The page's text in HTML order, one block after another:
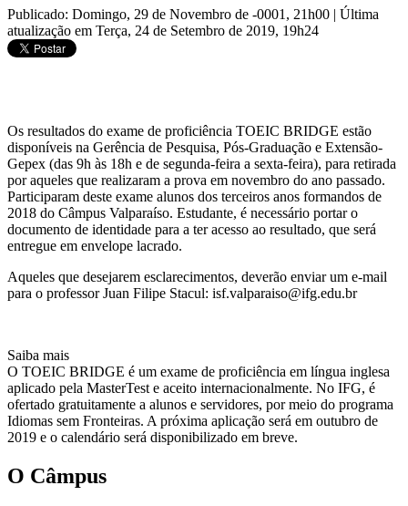
Publicado: Domingo, 29 de Novembro de -0001, 21h00 | Última
atualização em Terça, 24 de Setembro de 2019, 19h24
Os resultados do exame de proficiência TOEIC BRIDGE estão
disponíveis na Gerência de Pesquisa, Pós-Graduação e Extensão-
Gepex (das 9h às 18h e de segunda-feira a sexta-feira), para retirada
por aqueles que realizaram a prova em novembro do ano passado.
Participaram deste exame alunos dos terceiros anos formandos de
2018 do Câmpus Valparaíso. Estudante, é necessário portar o
documento de identidade para a ter acesso ao resultado, que será
entregue em envelope lacrado.
Aqueles que desejarem esclarecimentos, deverão enviar um e-mail
para o professor Juan Filipe Stacul: isf.valparaiso@ifg.edu.br
Saiba mais
O TOEIC BRIDGE é um exame de proficiência em língua inglesa
aplicado pela MasterTest e aceito internacionalmente. No IFG, é
ofertado gratuitamente a alunos e servidores, por meio do programa
Idiomas sem Fronteiras. A próxima aplicação será em outubro de
2019 e o calendário será disponibilizado em breve.
O Câmpus